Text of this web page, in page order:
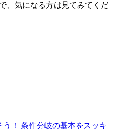
、気になる方は見てみてくだ
！ 条件分岐の基本をスッキ